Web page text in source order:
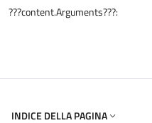
???content.Arguments???:
INDICE DELLA PAGINA